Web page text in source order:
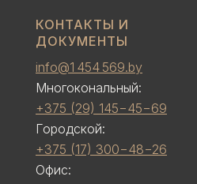
КОНТАКТЫ И
ДОКУМЕНТЫ
info@1 454 569.by
Многокональный:
+375 (29) 145−45−69
Городской:
+375 (17) 300−48−26
Офис: